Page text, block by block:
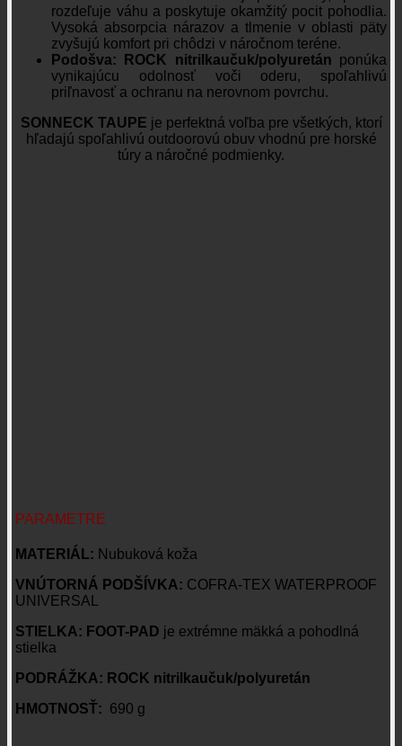
rozdeľuje váhu a poskytuje okamžitý pocit pohodlia.
Vysoká absorpcia nárazov a tlmenie v oblasti päty
zvyšujú komfort pri chôdzi v náročnom teréne.
Podošva:
ROCK nitrilkaučuk/polyuretán ponúka
vynikajúcu odolnosť voči oderu, spoľahlivú
priľnavosť a ochranu na nerovnom povrchu.
SONNECK TAUPE je perfektná voľba pre všetkých, ktorí
hľadajú spoľahlivú outdoorovú obuv vhodnú pre horské
túry a náročné podmienky.
PARAMETRE
MATERIÁL: Nubuková koža
VNÚTORNÁ PODŠÍVKA: COFRA-TEX WATERPROOF
UNIVERSAL
STIELKA: FOOT-PAD je extrémne mäkká a pohodlná
stielka
PODRÁŽKA: ROCK nitrilkaučuk/polyuretán
HMOTNOSŤ: 690 g